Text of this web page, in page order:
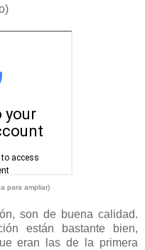
para ampliar)
son de buena calidad.
están bastante bien,
eran las de la primera